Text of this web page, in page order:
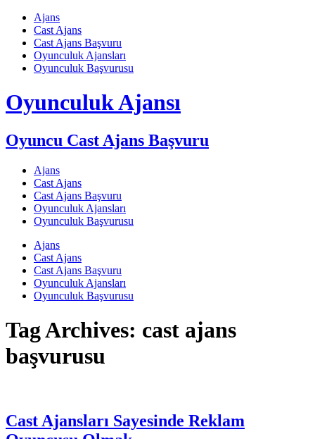
Skip
content
Ajans
Cast Ajans
Cast Ajans Başvuru
Oyunculuk Ajansları
Oyunculuk Başvurusu
Oyunculuk Ajansı
Oyuncu Cast Ajans Başvuru
Ajans
Cast Ajans
Cast Ajans Başvuru
Oyunculuk Ajansları
Oyunculuk Başvurusu
Ajans
Cast Ajans
Cast Ajans Başvuru
Oyunculuk Ajansları
Oyunculuk Başvurusu
Tag Archives: cast ajans
başvurusu
Cast Ajansları Sayesinde Reklam